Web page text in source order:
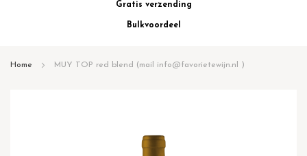
Gratis verzending
Bulkvoordeel
Home MUY TOP red blend (mail info@favorietewijn.nl )